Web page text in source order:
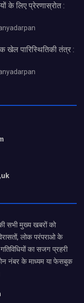
के लिए प्रेरणास्रोत :
खेल पारिस्थितिकी तंत्र :
सभी मुख्य खबरों को
लोक परंपराओ के
का सजग प्रहरी
नंबर के माध्यम या फेसबुक